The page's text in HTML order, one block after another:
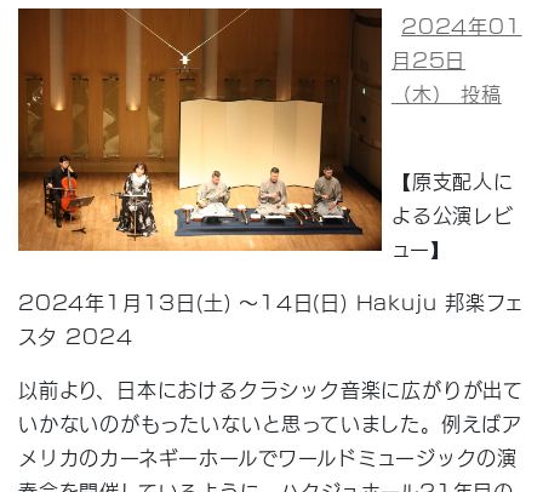
2024年01
月25日
（木） 投稿
【原支配人に
よる公演レビ
ュー】
2024年1月13日(土) ～14日(日) Hakuju 邦楽フェ
スタ 2024
以前より、日本におけるクラシック音楽に広がりが出て
いかないのがもったいないと思っていました。例えばア
メリカのカーネギーホールでワールドミュージックの演